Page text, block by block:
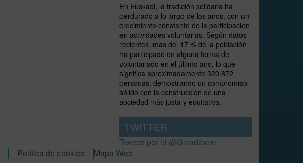
En Euskadi, la tradición solidaria ha
perdurado a lo largo de los años, con un
crecimiento constante de la participación
en actividades voluntarias. Según datos
recientes, más del 17 % de la población
ha participado en alguna forma de
voluntariado en el último año, lo que
significa aproximadamente 320.872
personas, demostrando un compromiso
sólido con la construcción de una
sociedad más justa y equitativa.
TWITTER
Tweets por el @Gizadiberri.
Política de cookies Mapa Web